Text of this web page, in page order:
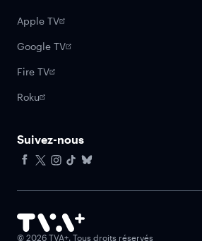
Apple TV
Google TV
Fire TV
Roku
Suivez-nous
© 2026 TVA+. Tous droits réservés